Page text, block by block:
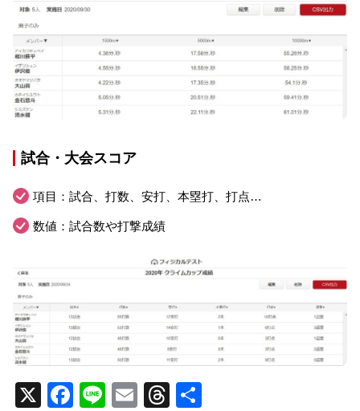
試合・大会スコア
項目：試合、打数、安打、本塁打、打点…
数値：試合数や打撃成績
X Facebook
LineEmailThreads